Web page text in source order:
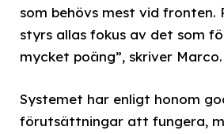
som behövs mest vid fronten.
styrs allas fokus av det som
mycket poäng”, skriver Marco.
Systemet har enligt honom
förutsättningar att fungera,